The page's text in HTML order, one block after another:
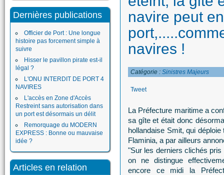
Dernières publications
Officier de Port : Une longue
histoire pas forcement simple à
suivre
Hisser le pavillon pirate est-il
légal ?
L'ONU INTERDIT DE PORT 4
NAVIRES
L'accès en Zone d'Accès
Restreint sans autorisation dans
un port est désormais un délit
Remorquage du MODERN
EXPRESS : Bonne ou mauvaise
idée ?
Articles en relation
navire peut
navires !
Catégorie : Sinistres Majeurs
Tweet
La Préfecture maritime a
sa gîte et était donc
hollandaise Smit, qui
Flaminia, a par ailleurs
"Sur les derniers clichés
on ne distingue
encore ce midi la